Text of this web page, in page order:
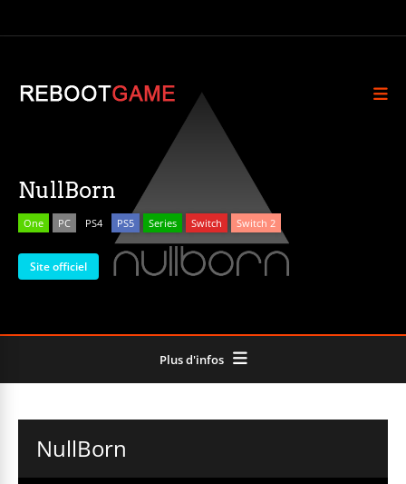
NullBorn
One PC PS4 PS5 Series Switch Switch 2
Site officiel
Plus d'infos
NullBorn